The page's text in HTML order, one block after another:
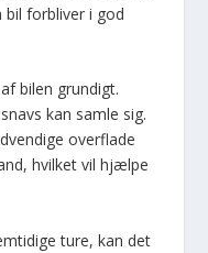
forbliver i god
bilen grundigt.
kan samle sig.
overflade
hvilket vil hjælpe
ture, kan det